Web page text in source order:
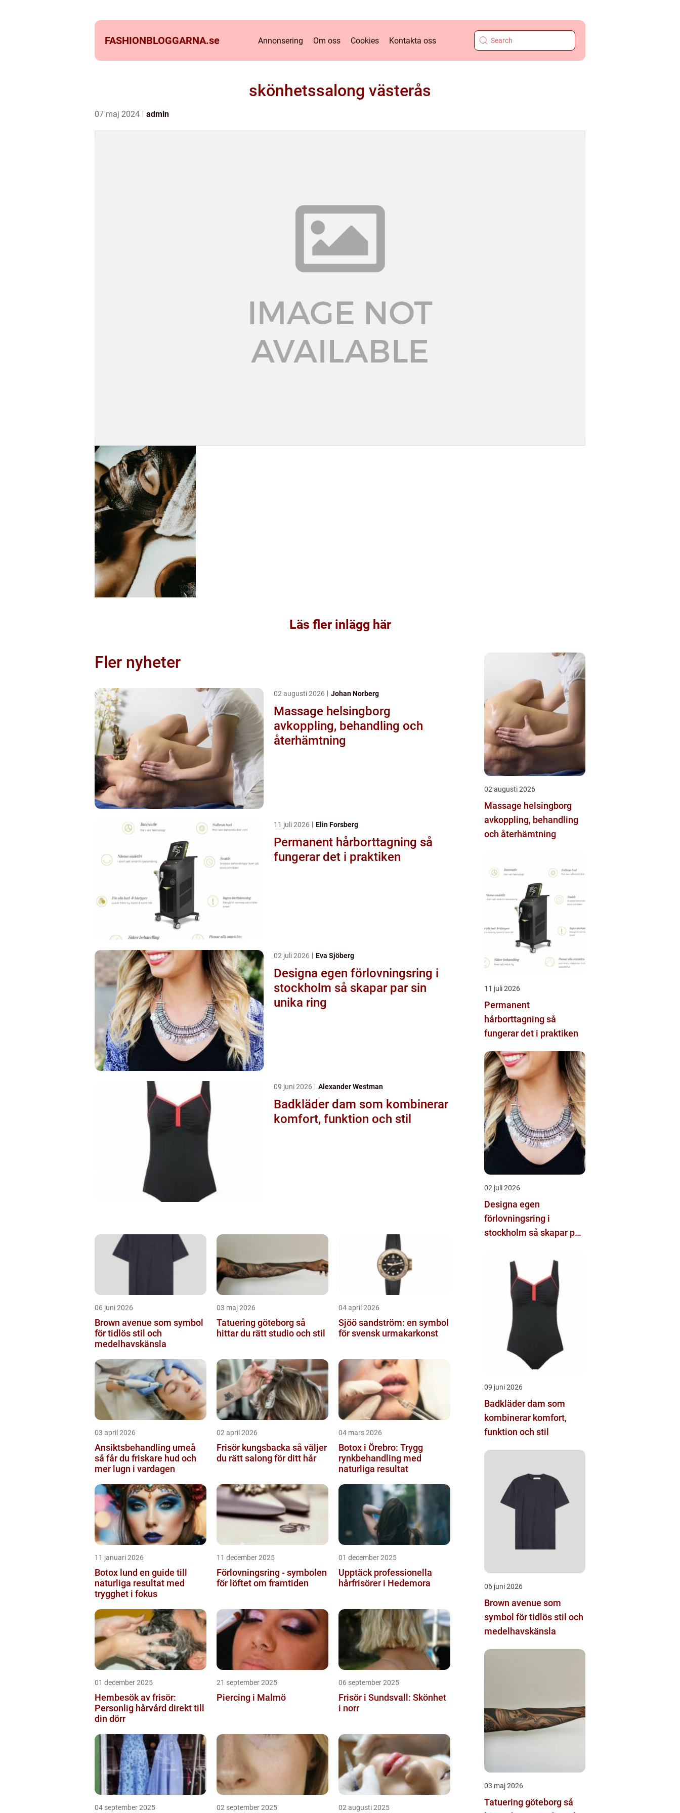
FASHIONBLOGGARNA.se Annonsering Om oss Cookies Kontakta oss
skönhetssalong västerås
07 maj 2024 admin
Läs fler inlägg här
Fler nyheter
02 augusti 2026 Johan Norberg
Massage helsingborg
avkoppling, behandling och
återhämtning
11 juli 2026 Elin Forsberg
Permanent hårborttagning så
fungerar det i praktiken
02 juli 2026 Eva Sjöberg
Designa egen förlovningsring i
stockholm så skapar par sin
unika ring
09 juni 2026 Alexander Westman
Badkläder dam som kombinerar
komfort, funktion och stil
06 juni 2026
Brown avenue som symbol
för tidlös stil och
medelhavskänsla
03 maj 2026
Tatuering göteborg så
hittar du rätt studio och stil
04 april 2026
Sjöö sandström: en symbol
för svensk urmakarkonst
03 april 2026
Ansiktsbehandling umeå
så får du friskare hud och
mer lugn i vardagen
02 april 2026
Frisör kungsbacka så väljer
du rätt salong för ditt hår
04 mars 2026
Botox i Örebro: Trygg
rynkbehandling med
naturliga resultat
11 januari 2026
Botox lund en guide till
naturliga resultat med
trygghet i fokus
11 december 2025
Förlovningsring - symbolen
för löftet om framtiden
01 december 2025
Upptäck professionella
hårfrisörer i Hedemora
01 december 2025
Hembesök av frisör:
Personlig hårvård direkt till
din dörr
21 september 2025
Piercing i Malmö
06 september 2025
Frisör i Sundsvall: Skönhet
i norr
04 september 2025 02 september 2025 02 augusti 2025
02 augusti 2026
Massage helsingborg
avkoppling, behandling
och återhämtning
11 juli 2026
Permanent
hårborttagning så
fungerar det i praktiken
02 juli 2026
Designa egen
förlovningsring i
stockholm så skapar par
09 juni 2026
Badkläder dam som
kombinerar komfort,
funktion och stil
06 juni 2026
Brown avenue som
symbol för tidlös stil och
medelhavskänsla
03 maj 2026
Tatuering göteborg så